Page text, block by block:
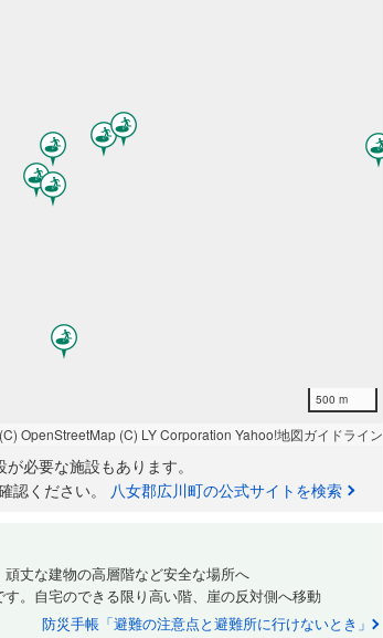
500 m
(C) OpenStreetMap (C) LY Corporation Yahoo!地図ガイドライン
が必要な施設もあります。
認ください。
八女郡広川町の公式サイトを検索
丈な建物の高層階など安全な場所へ
。自宅のできる限り高い階、崖の反対側へ移動
防災手帳「避難の注意点と避難所に行けないとき」